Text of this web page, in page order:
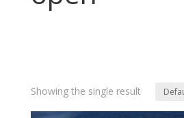
Showing the single result